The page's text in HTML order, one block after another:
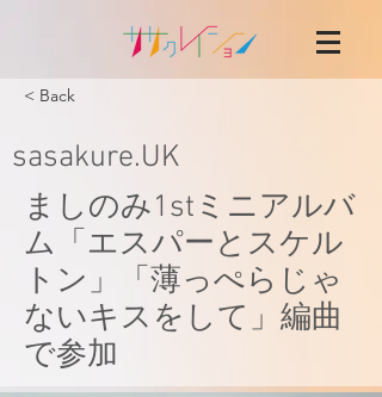
< Back
sasakure.UK
ましのみ1stミニアルバ
ム「エスパーとスケル
トン」「薄っぺらじゃ
ないキスをして」編曲
で参加